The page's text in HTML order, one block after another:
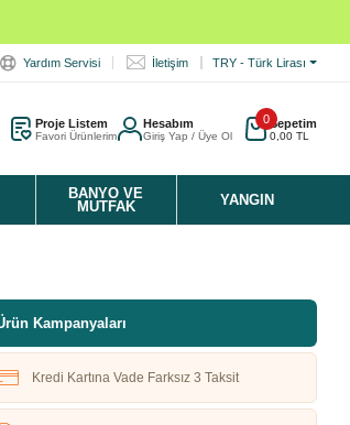
Yardım Servisi İletişim TRY - Türk Lirası
Proje Listem
Favori Ürünlerim
Hesabım
Giriş Yap / Üye Ol
0Sepetim
0,00 TL
BANYO VE
MUTFAK
YANGIN
Kampanyaları
Kredi Kartına Vade Farksız 3 Taksit